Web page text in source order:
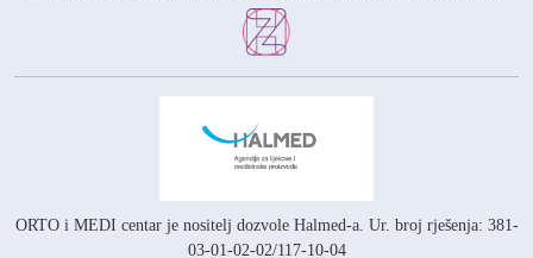
ORTO i MEDI centar je nositelj dozvole Halmed-a. Ur. broj rješenja: 381-
03-01-02-02/117-10-04